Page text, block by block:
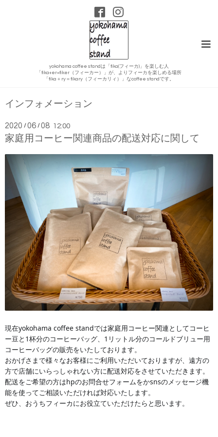
yokohama coffee standは「fika(フィーカ)」を楽しむ人
「fika+er=fiker（フィーカー）」が、よりフィーカを楽しめる場所
「fika＋ry＝fikary（フィーカリィ）」なcoffee standです。
インフォメーション
2020 /06 /08 12:00
家庭用コーヒー関連商品の配送対応に関して
現在yokohama coffee standでは家庭用コーヒー関連としてコーヒ
ー豆と1杯分のコーヒーバッグ、1リットル分のコールドブリュー用
コーヒーバッグの販売をいたしております。
おかげさまで様々なお客様にご利用いただいておりますが、遠方の
方で店舗にいらっしゃれない方に配送対応をさせていただきます。
配送をご希望の方はhpのお問合せフォームをかsnsのメッセージ機
能を使ってご相談いただければ対応いたします。
ぜひ、おうちフィーカにお役立ていただけたらと思います。